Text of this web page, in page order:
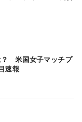
？ 米国女子マッチプ
速報